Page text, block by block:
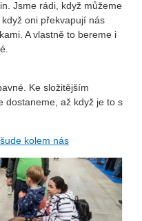
Jsme rádi, když můžeme
oni překvapují nás
A vlastně to bereme i
Ke složitějším
dostaneme, až když je to s
kolem nás